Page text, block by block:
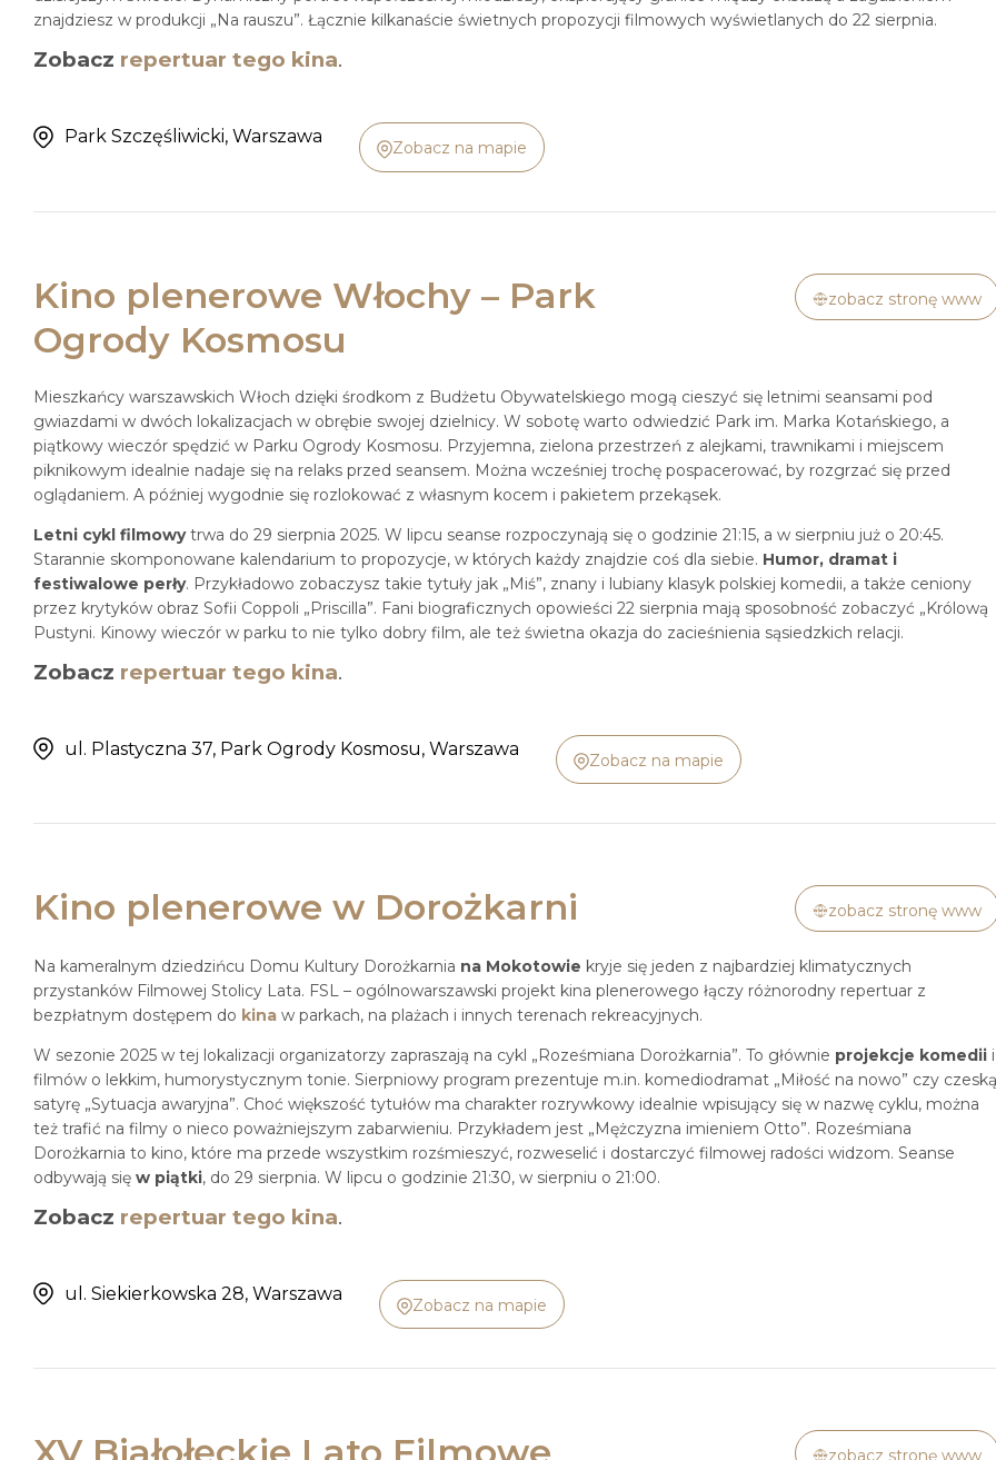
znajdziesz w produkcji „Na rauszu”. Łącznie kilkanaście świetnych propozycji filmowych wyświetlanych do 22 sierpnia.
Zobacz repertuar tego kina.
Park Szczęśliwicki, Warszawa
Zobacz na mapie
Kino plenerowe Włochy – Park
Ogrody Kosmosu
zobacz stronę www
Mieszkańcy warszawskich Włoch dzięki środkom z Budżetu Obywatelskiego mogą cieszyć się letnimi seansami pod
gwiazdami w dwóch lokalizacjach w obrębie swojej dzielnicy. W sobotę warto odwiedzić Park im. Marka Kotańskiego, a
piątkowy wieczór spędzić w Parku Ogrody Kosmosu. Przyjemna, zielona przestrzeń z alejkami, trawnikami i miejscem
piknikowym idealnie nadaje się na relaks przed seansem. Można wcześniej trochę pospacerować, by rozgrzać się przed
oglądaniem. A później wygodnie się rozlokować z własnym kocem i pakietem przekąsek.
Letni cykl filmowytrwa do 29 sierpnia 2025. W lipcu seanse rozpoczynają się o godzinie 21:15, a w sierpniu już o 20:45.
Starannie skomponowane kalendarium to propozycje, w których każdy znajdzie coś dla siebie. Humor, dramat i
festiwalowe perły. Przykładowo zobaczysz takie tytuły jak „Miś”, znany i lubiany klasyk polskiej komedii, a także ceniony
przez krytyków obraz Sofii Coppoli „Priscilla”. Fani biograficznych opowieści 22 sierpnia mają sposobność zobaczyć „Królową
Pustyni. Kinowy wieczór w parku to nie tylko dobry film, ale też świetna okazja do zacieśnienia sąsiedzkich relacji.
Zobacz repertuar tego kina.
ul. Plastyczna 37, Park Ogrody Kosmosu, Warszawa
Zobacz na mapie
Kino plenerowe w Dorożkarni zobacz stronę www
Na kameralnym dziedzińcu Domu Kultury Dorożkarnia na Mokotowie kryje się jeden z najbardziej klimatycznych
przystanków Filmowej Stolicy Lata. FSL – ogólnowarszawski projekt kina plenerowego łączy różnorodny repertuar z
bezpłatnym dostępem do kina w parkach, na plażach i innych terenach rekreacyjnych.
W sezonie 2025 w tej lokalizacji organizatorzy zapraszają na cykl „Roześmiana Dorożkarnia”. To głównie projekcje komedii i
filmów o lekkim, humorystycznym tonie. Sierpniowy program prezentuje m.in. komediodramat „Miłość na nowo” czy czeską
satyrę „Sytuacja awaryjna”. Choć większość tytułów ma charakter rozrywkowy idealnie wpisujący się w nazwę cyklu, można
też trafić na filmy o nieco poważniejszym zabarwieniu. Przykładem jest „Mężczyzna imieniem Otto”. Roześmiana
Dorożkarnia to kino, które ma przede wszystkim rozśmieszyć, rozweselić i dostarczyć filmowej radości widzom. Seanse
odbywają się w piątki, do 29 sierpnia. W lipcu o godzinie 21:30, w sierpniu o 21:00.
Zobacz repertuar tego kina.
ul. Siekierkowska 28, Warszawa
Zobacz na mapie
zobacz stronę www